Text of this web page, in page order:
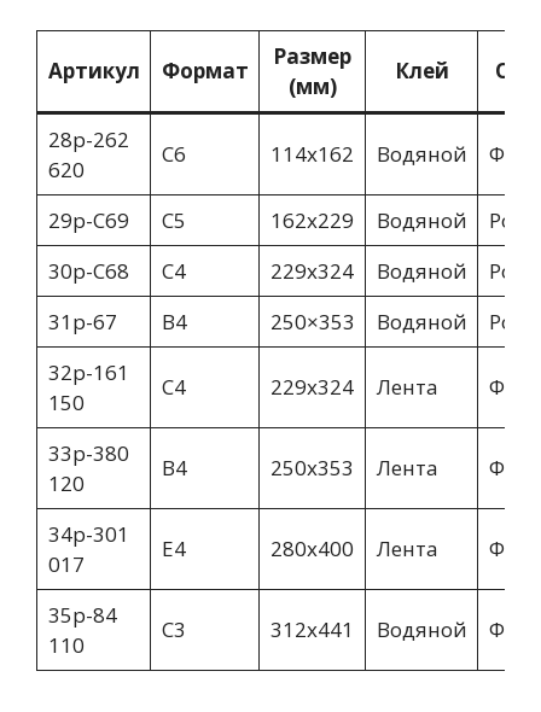
Артикул Формат
Размер
(мм)
Клей
28p-262
620
C6 114х162 Водяной
29p-С69 C5 162х229 Водяной
30p-С68
C4 229х324 Водяной
31p-67
B4 250×353 Водяной
32p-161
150
С4 229х324 Лента
33p-380
120
B4 250х353 Лента
34p-301
017
E4 280х400 Лента
35p-84
110
С3 312х441 Водяной